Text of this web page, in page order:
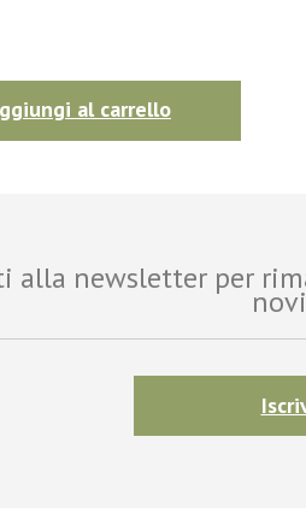
al carrello
alla newsletter per